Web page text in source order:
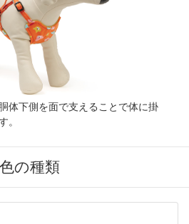
体下側を面で支えることで体に掛
。
色の種類